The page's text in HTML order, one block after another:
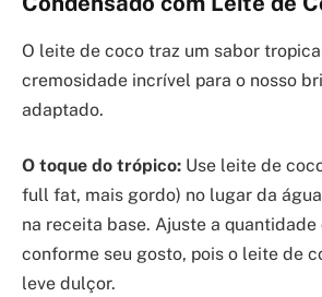
O leite de coco traz um sabor
cremosidade incrível para o nosso
adaptado.
O toque do trópico: Use leite de
full fat, mais gordo) no lugar da
na receita base. Ajuste a
conforme seu gosto, pois o leite de
leve dulçor.